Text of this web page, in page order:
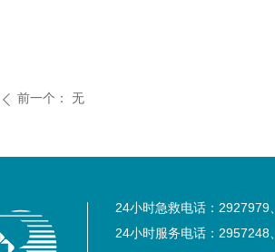
ꄴ 前一个： 无
24小时急救电话：
24小时服务电话：2957248